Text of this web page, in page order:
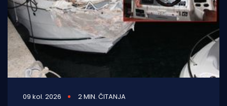
09 kol. 2026 2 MIN. ČITANJA